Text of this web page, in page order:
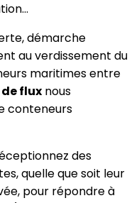
démarche
au verdissement du
maritimes entre
flux nous
conteneurs
des
quelle que soit leur
pour répondre à